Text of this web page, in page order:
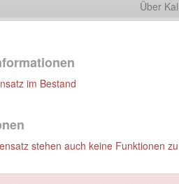
Über
im Bestand
stehen auch keine Funktionen